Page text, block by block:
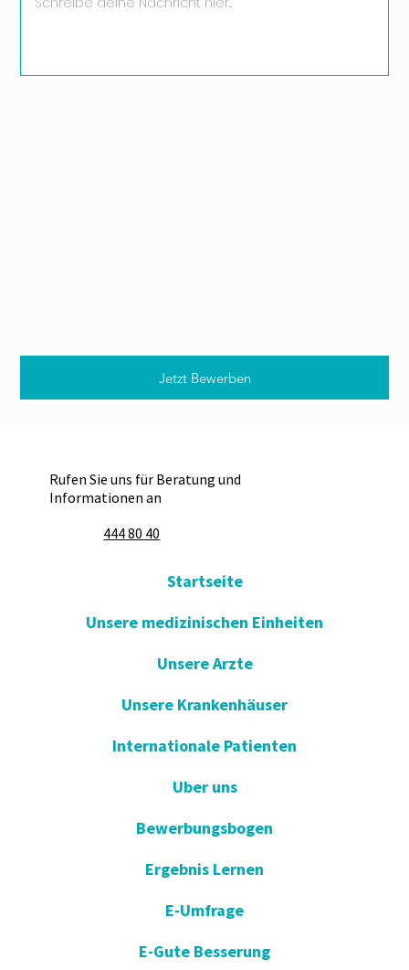
Jetzt Bewerben
Rufen Sie uns für Beratung und
Informationen an
444 80 40
Startseite
Unsere medizinischen Einheiten
Unsere Arzte
Unsere Krankenhäuser
Internationale Patienten
Uber uns
Bewerbungsbogen
Ergebnis Lernen
E-Umfrage
E-Gute Besserung